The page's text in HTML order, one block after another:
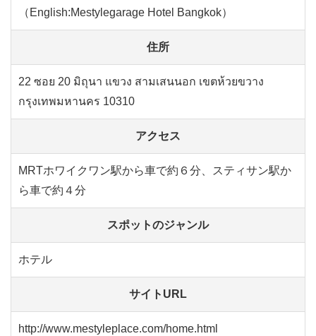
（English:Mestylegarage Hotel Bangkok）
住所
22 ซอย 20 มิถุนา แขวง สามเสนนอก เขตห้วยขวาง
กรุงเทพมหานคร 10310
アクセス
MRTホワイクワン駅から車で約６分、スティサン駅か
ら車で約４分
スポットのジャンル
ホテル
サイトURL
http://www.mestyleplace.com/home.html